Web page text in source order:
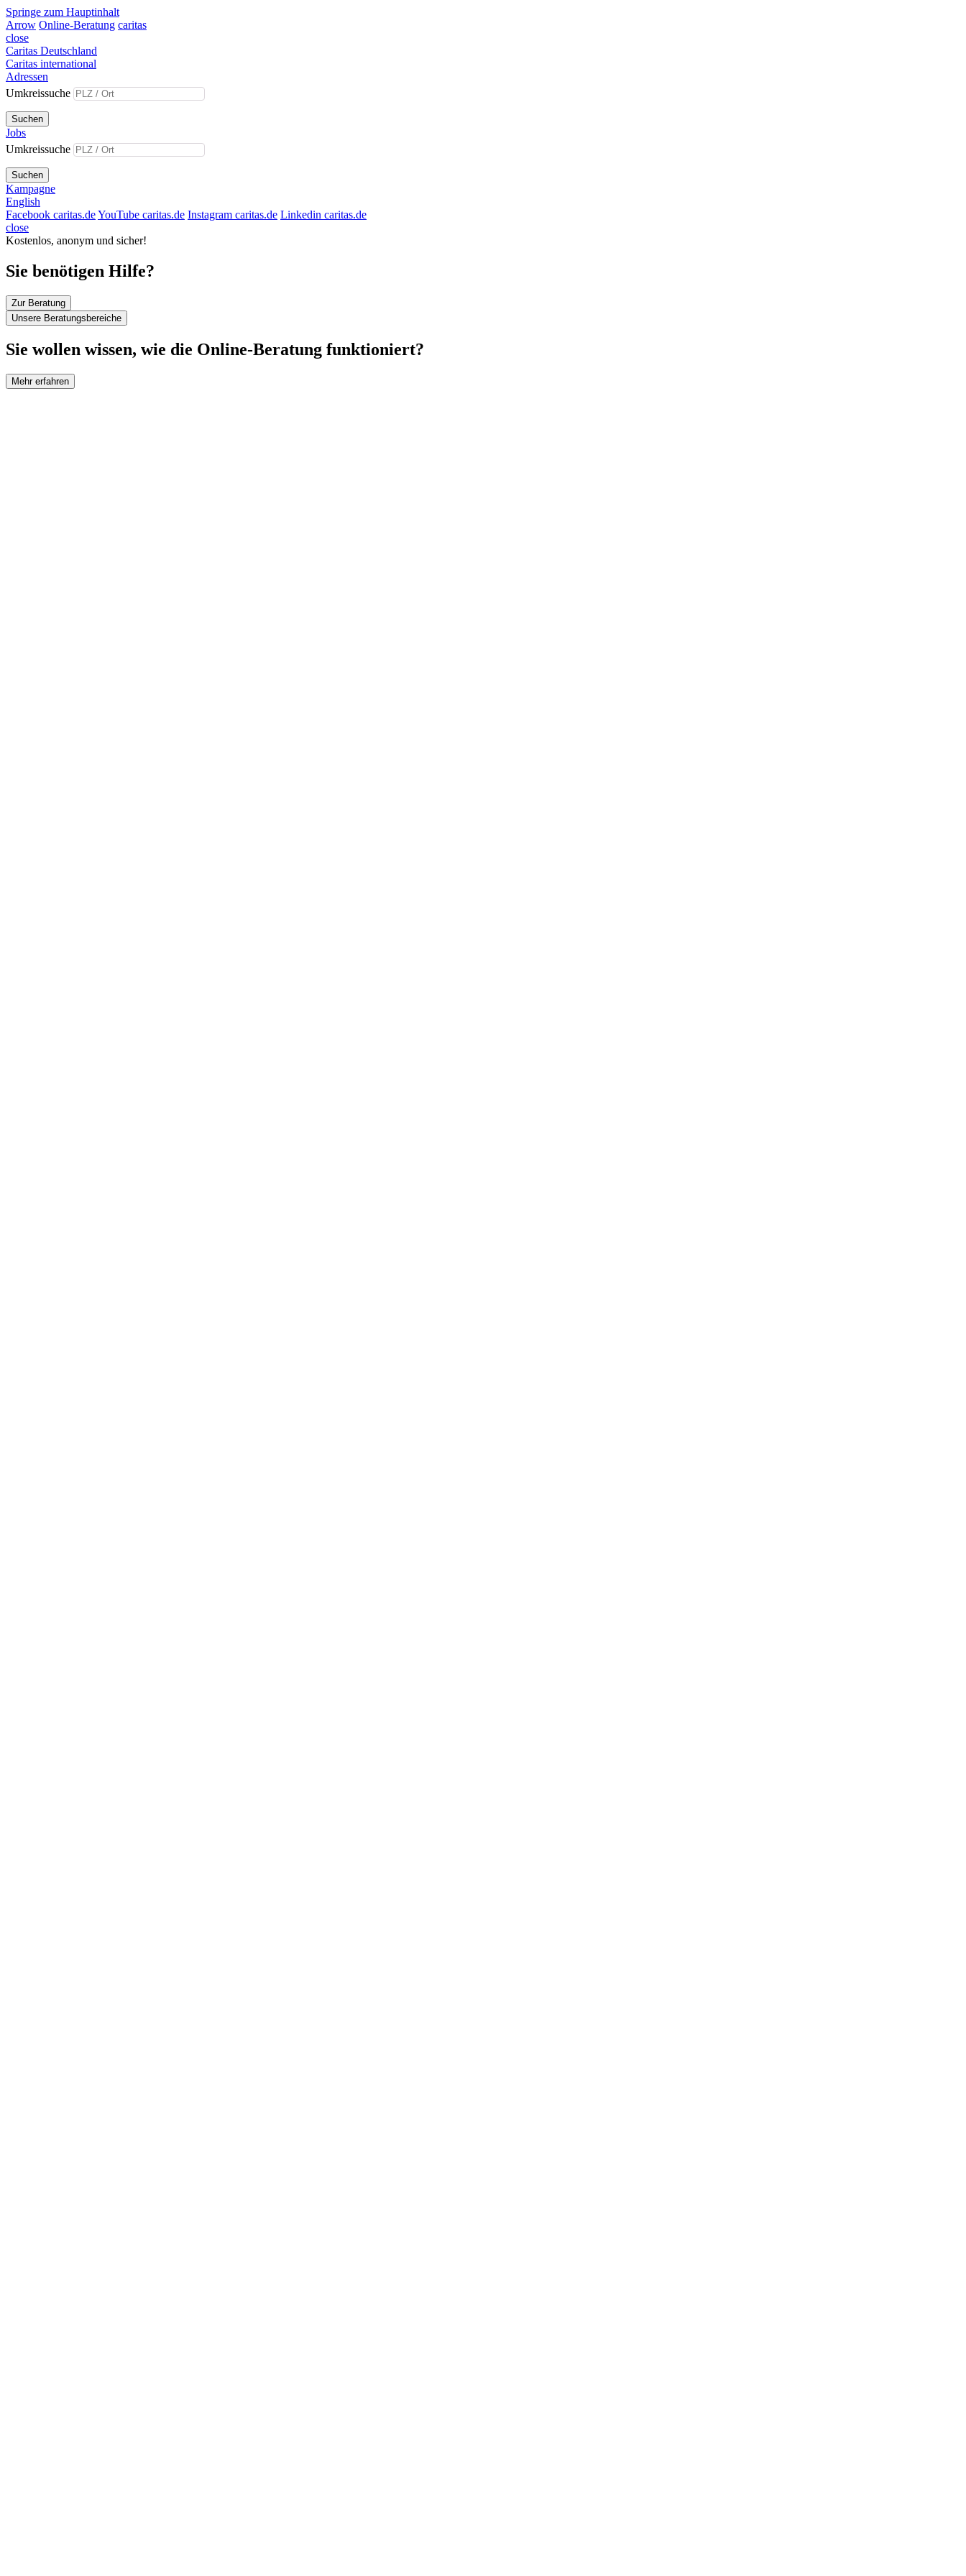
Springe zum Hauptinhalt
Arrow Online-Beratung caritas
close
Caritas Deutschland
Caritas international
Adressen
Umkreissuche
Suchen
Jobs
Umkreissuche
Suchen
Kampagne
English
Facebook caritas.deYouTube caritas.de Instagram caritas.de Linkedin caritas.de
close
Kostenlos, anonym und sicher!
Sie benötigen Hilfe?
Zur Beratung
Unsere Beratungsbereiche
Sie wollen wissen, wie die Online-Beratung funktioniert?
Mehr erfahren